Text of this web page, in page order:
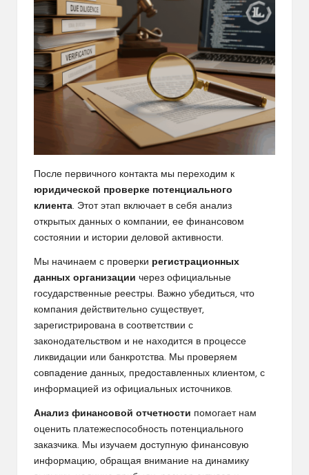
После первичного контакта мы переходим к
юридической проверке потенциального
клиента. Этот этап включает в себя анализ
открытых данных о компании, ее финансовом
состоянии и истории деловой активности.
Мы начинаем с проверки регистрационных
данных организации через официальные
государственные реестры. Важно убедиться, что
компания действительно существует,
зарегистрирована в соответствии с
законодательством и не находится в процессе
ликвидации или банкротства. Мы проверяем
совпадение данных, предоставленных клиентом, с
информацией из официальных источников.
Анализ финансовой отчетности помогает нам
оценить платежеспособность потенциального
заказчика. Мы изучаем доступную финансовую
информацию, обращая внимание на динамику